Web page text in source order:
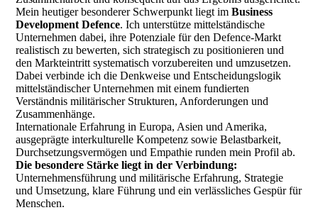
Mein heutiger besonderer Schwerpunkt liegt imBusiness
Development Defence. Ich unterstütze mittelständische
Unternehmen dabei, ihre Potenziale für den Defence-Markt
realistisch zu bewerten, sich strategisch zu positionieren und
den Markteintritt systematisch vorzubereiten und umzusetzen.
Dabei verbinde ich die Denkweise und Entscheidungslogik
mittelständischer Unternehmen mit einem fundierten
Verständnis militärischer Strukturen, Anforderungen und
Zusammenhänge.
Internationale Erfahrung in Europa, Asien und Amerika,
ausgeprägte interkulturelle Kompetenz sowie Belastbarkeit,
Durchsetzungsvermögen und Empathie runden mein Profil ab.
Die besondere Stärke liegt in der Verbindung:
Unternehmensführung und militärische Erfahrung, Strategie
und Umsetzung, klare Führung und ein verlässliches Gespür für
Menschen.